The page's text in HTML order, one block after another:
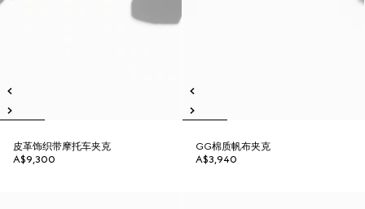
皮革饰织带摩托车夹克
A$9,300
GG棉质帆布夹克
A$3,940